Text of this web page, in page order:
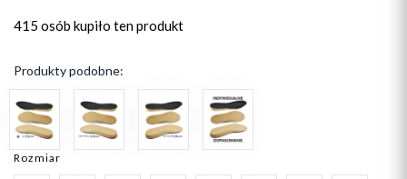
415 osób kupiło ten produkt
Produkty podobne:
Rozmiar